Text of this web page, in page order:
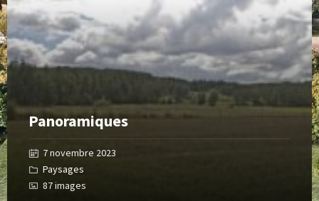
Panoramiques
7 novembre 2023
Paysages
87 images
Gallery